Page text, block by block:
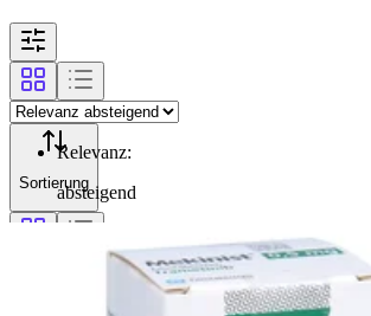
Sortierung
Relevanz:
absteigend